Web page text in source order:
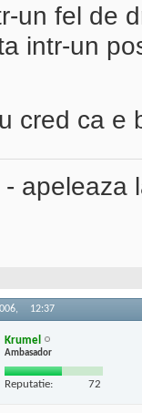
un fel de
intr-un
cred ca e
- apeleaza
12:37
Krumel
Ambasador
Reputatie: 72